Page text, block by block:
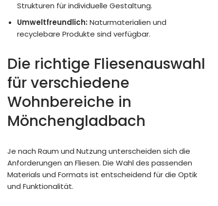
Strukturen für individuelle Gestaltung.
Umweltfreundlich: Naturmaterialien und
recyclebare Produkte sind verfügbar.
Die richtige Fliesenauswahl
für verschiedene
Wohnbereiche in
Mönchengladbach
Je nach Raum und Nutzung unterscheiden sich die
Anforderungen an Fliesen. Die Wahl des passenden
Materials und Formats ist entscheidend für die Optik
und Funktionalität.